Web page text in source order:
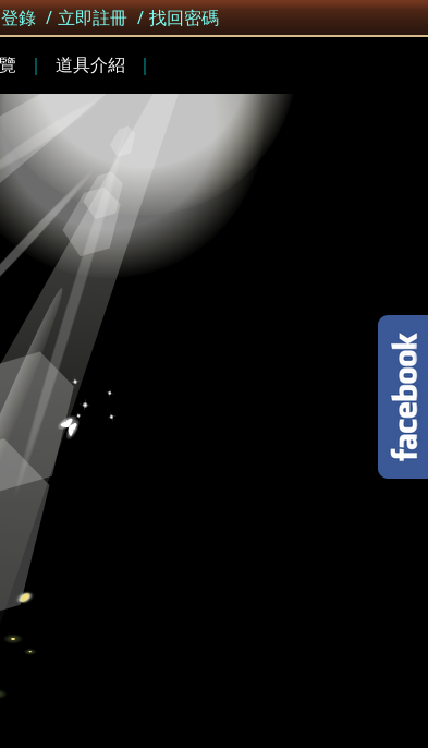
登錄 / 立即註冊 / 找回密碼